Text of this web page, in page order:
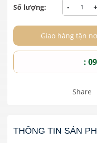
Số lượng: - +
Giao hàng tận
:
Share
THÔNG TIN SẢN